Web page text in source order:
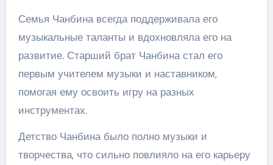
Семья Чанбина всегда поддерживала его
музыкальные таланты и вдохновляла его на
развитие. Старший брат Чанбина стал его
первым учителем музыки и наставником,
помогая ему освоить игру на разных
инструментах.
Детство Чанбина было полно музыки и
творчества, что сильно повлияло на его карьеру